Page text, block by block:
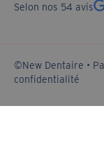
Selon nos 54 avis
©New Dentaire •
confidentialité